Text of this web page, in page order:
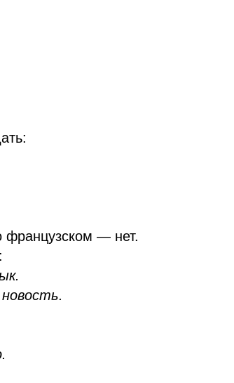
французском — нет.